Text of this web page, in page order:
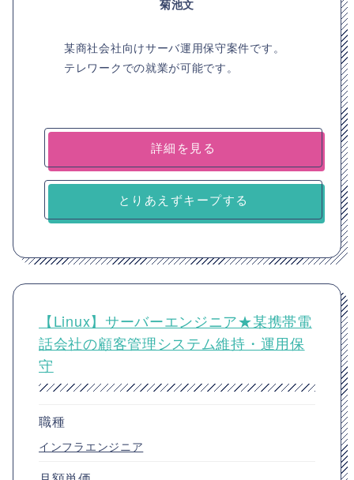
菊池文
某商社会社向けサーバ運用保守案件です。
テレワークでの就業が可能です。
詳細を見る
とりあえずキープする
【Linux】サーバーエンジニア★某携帯電
話会社の顧客管理システム維持・運用保
守
職種
インフラエンジニア